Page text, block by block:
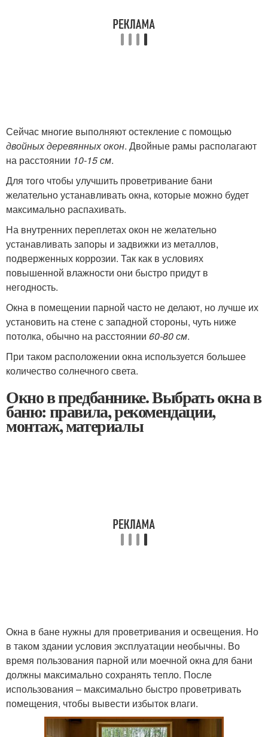
Сейчас многие выполняют остекление с помощью
двойных деревянных окон. Двойные рамы располагают
на расстоянии 10-15 см.
Для того чтобы улучшить проветривание бани
желательно устанавливать окна, которые можно будет
максимально распахивать.
На внутренних переплетах окон не желательно
устанавливать запоры и задвижки из металлов,
подверженных коррозии. Так как в условиях
повышенной влажности они быстро придут в
негодность.
Окна в помещении парной часто не делают, но лучше их
установить на стене с западной стороны, чуть ниже
потолка, обычно на расстоянии 60-80 см.
При таком расположении окна используется большее
количество солнечного света.
Окно в предбаннике. Выбрать окна в
баню: правила, рекомендации,
монтаж, материалы
Окна в бане нужны для проветривания и освещения. Но
в таком здании условия эксплуатации необычны. Во
время пользования парной или моечной окна для бани
должны максимально сохранять тепло. После
использования – максимально быстро проветривать
помещения, чтобы вывести избыток влаги.